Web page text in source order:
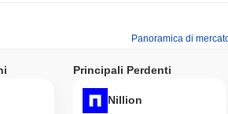
come escrow e trasferimenti di titolo,
di intermediari e abbassando i costi di
consentendo un'interazione senza
con altri ecosistemi blockchain, il che ne
L'ecosistema presenta partnership
Panoramica di
Principali Perdenti
Nillion